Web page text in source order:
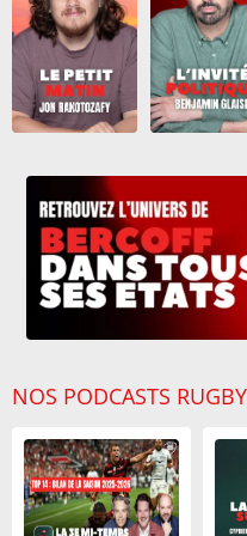
football"
10/08 à 16:52
Tupac : Le
Tupac
10/08 à 15:42
Tour de
d'audience
10/08 à 15:29
Gaza :
Trump,
10/08 à 14:28
Éclipse
l'observer
10/08 à 14:09
en crise
NOS PODCASTS RUGBY